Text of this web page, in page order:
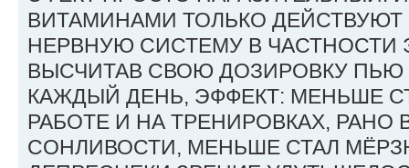
ВИТАМИНАМИ ТОЛЬКО
НЕРВНУЮ СИСТЕМУ В ЧАСТНОСТИ
ВЫСЧИТАВ СВОЮ ДОЗИРОВКУ ПЬЮ
КАЖДЫЙ ДЕНЬ, ЭФФЕКТ: МЕНЬШЕ
РАБОТЕ И НА ТРЕНИРОВКАХ, РАНО
СОНЛИВОСТИ, МЕНЬШЕ СТАЛ